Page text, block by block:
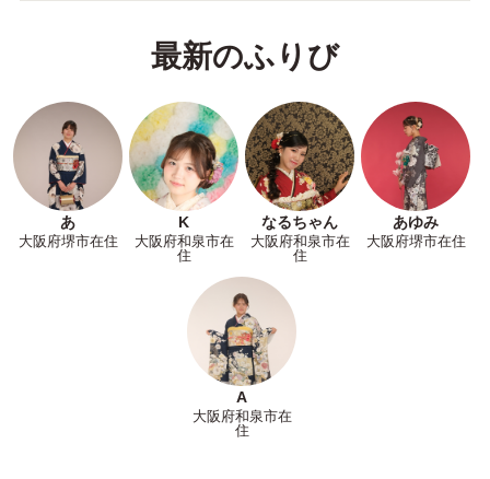
最新のふりび
あ
大阪府堺市在住
K
大阪府和泉市在
住
なるちゃん
大阪府和泉市在
住
あゆみ
大阪府堺市在住
A
大阪府和泉市在
住